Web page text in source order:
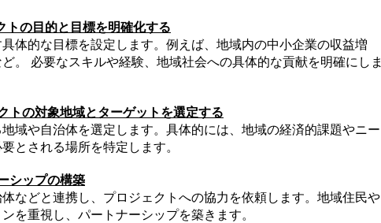
トの目的と目標を明確化する
体的な目標を設定します。例えば、地域内の中小企業の収益増
。 必要なスキルや経験、地域社会への具体的な貢献を明確にしま
トの対象地域とターゲットを選定する
域や自治体を選定します。具体的には、地域の経済的課題やニー
とされる場所を特定します。
シップの構築
などと連携し、プロジェクトへの協力を依頼します。地域住民や
を重視し、パートナーシップを築きます。